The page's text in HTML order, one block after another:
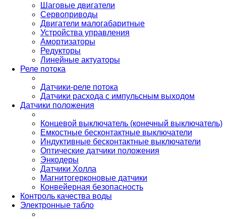
Шаговые двигатели
Сервоприводы
Двигатели малогабаритные
Устройства управления
Амортизаторы
Редукторы
Линейные актуаторы
Реле потока
Датчики-реле потока
Датчики расхода с импульсным выходом
Датчики положения
Концевой выключатель (конечный выключатель)
Емкостные бесконтактные выключатели
Индуктивные бесконтактные выключатели
Оптические датчики положения
Энкодеры
Датчики Холла
Магнитогерконовые датчики
Конвейерная безопасность
Контроль качества воды
Электронные табло